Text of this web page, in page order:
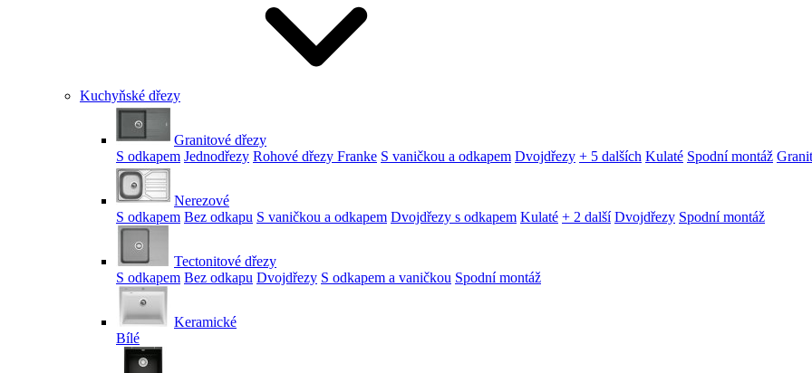
Kuchyňské dřezy
Granitové dřezy
S odkapem Jednodřezy Rohové dřezy Franke S vaničkou a odkapem Dvojdřezy + 5 dalších Kulaté Spodní montáž
Nerezové
S odkapem Bez odkapu S vaničkou a odkapem Dvojdřezy s odkapem Kulaté + 2 další Dvojdřezy Spodní montáž
Tectonitové dřezy
S odkapem Bez odkapu Dvojdřezy S odkapem a vaničkou Spodní montáž
Keramické
Bílé